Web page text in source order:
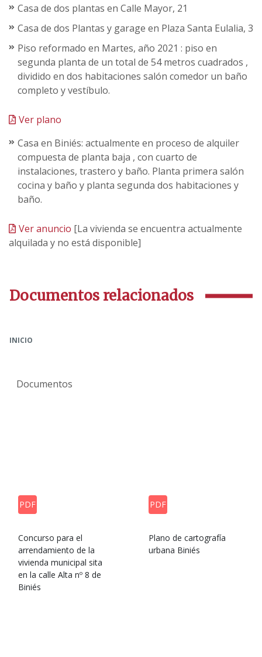
Casa de dos plantas en Calle Mayor, 21
Casa de dos Plantas y garage en Plaza Santa Eulalia, 3
Piso reformado en Martes, año 2021 : piso en
segunda planta de un total de 54 metros cuadrados ,
dividido en dos habitaciones salón comedor un baño
completo y vestíbulo.
Ver plano
Casa en Biniés: actualmente en proceso de alquiler
compuesta de planta baja , con cuarto de
instalaciones, trastero y baño. Planta primera salón
cocina y baño y planta segunda dos habitaciones y
baño.
Ver anuncio [La vivienda se encuentra actualmente
alquilada y no está disponible]
Documentos relacionados
INICIO
Documentos
PDF
Concurso para el
arrendamiento de la
vivienda municipal sita
en la calle Alta nº 8 de
Biniés
PDF
Plano de cartografía
urbana Biniés